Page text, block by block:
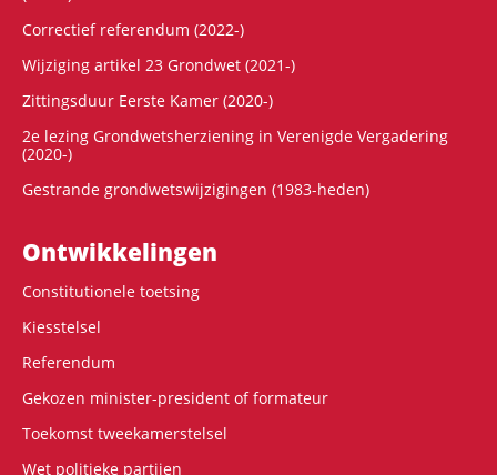
Correctief referendum (2022-)
Wijziging artikel 23 Grondwet (2021-)
Zittingsduur Eerste Kamer (2020-)
2e lezing Grondwetsherziening in Verenigde Vergadering
(2020-)
Gestrande grondwetswijzigingen (1983-heden)
Ontwikke­lingen
Constitutionele toetsing
Kiesstelsel
Referendum
Gekozen minister-president of formateur
Toekomst tweekamerstelsel
Wet politieke partijen